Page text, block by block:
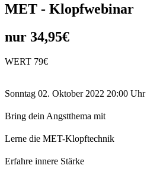
MET - Klopfwebinar
nur 34,95€
WERT 79€
Sonntag 02. Oktober 2022 20:00 Uhr
Bring dein Angstthema mit
Lerne die MET-Klopftechnik
Erfahre innere Stärke